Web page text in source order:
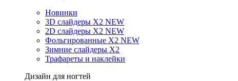
Новинки
3D слайдеры X2 NEW
2D слайдеры X2 NEW
Фольгированные X2 NEW
Зимние слайдеры Х2
Трафареты и наклейки
Дизайн для ногтей